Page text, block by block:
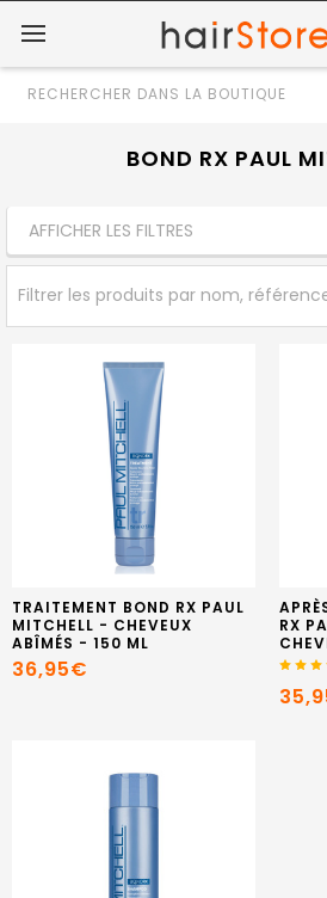
Rechercher
BOND RX PAUL
AFFICHER LES FILTRES
TRAITEMENT BOND RX PAUL
MITCHELL - CHEVEUX
ABÎMÉS - 150 ML
36,95€
RX